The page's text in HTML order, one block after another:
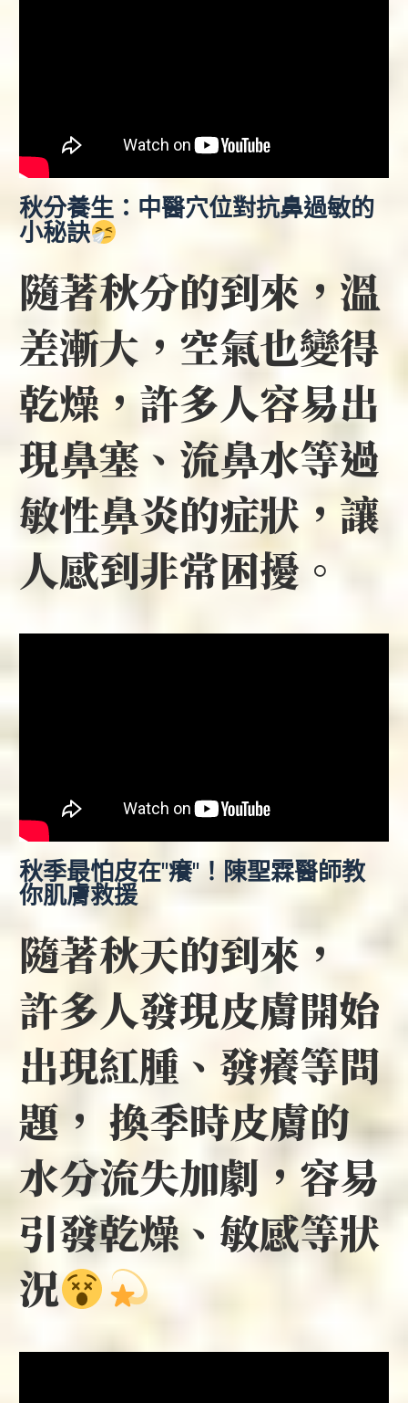
秋分養生：中醫穴位對抗鼻過敏的
小秘訣
隨著秋分的到來，溫
差漸大，空氣也變得
乾燥，許多人容易出
現鼻塞、流鼻水等過
敏性鼻炎的症狀，讓
人感到非常困擾。
秋季最怕皮在"癢"！陳聖霖醫師教
你肌膚救援
隨著秋天的到來，
許多人發現皮膚開始
出現紅腫、發癢等問
題， 換季時皮膚的
水分流失加劇，容易
引發乾燥、敏感等狀
況